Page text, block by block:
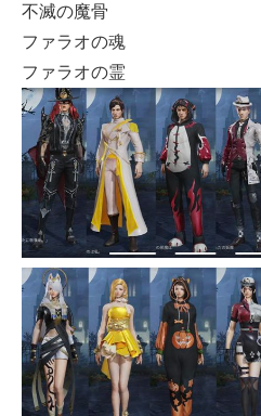
不滅の魔骨
ファラオの魂
ファラオの霊